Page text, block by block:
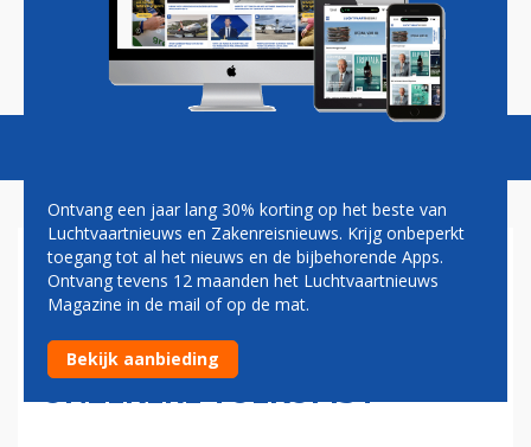
Magazine Podcasts Vacatures
DANNY GOERGEN:
LUCHTVAARTREGELGEVING,
ONDERHOUD EN EEN
ONZEKERE TOEKOMST
Ontvang een jaar lang 30% korting op het beste van
Luchtvaartnieuws en Zakenreisnieuws. Krijg onbeperkt
toegang tot al het nieuws en de bijbehorende Apps.
Ontvang tevens 12 maanden het Luchtvaartnieuws
Magazine in de mail of op de mat.
Bekijk aanbieding